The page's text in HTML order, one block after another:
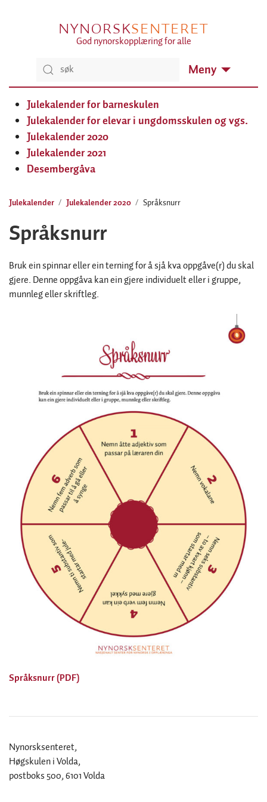
NYNORSKSENTERET
God nynorskopplæring for alle
Meny
Julekalender for barneskulen
Julekalender for elevar i ungdomsskulen og vgs.
Julekalender 2020
Julekalender 2021
Desembergåva
Julekalender Julekalender 2020 Språksnurr
Språksnurr
Bruk ein spinnar eller ein terning for å sjå kva oppgåve(r) du skal
gjere. Denne oppgåva kan ein gjere individuelt eller i gruppe,
munnleg eller skriftleg.
Språksnurr (PDF)
Nynorsksenteret,
Høgskulen i Volda,
postboks 500, 6101 Volda